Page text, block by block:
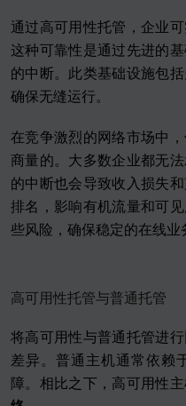
通过高可用性托管，企业
这种可靠性是通过先进的
的中断。此类基础设施包
确保无缝运行。
在竞争激烈的网络市场中
商量的。大多数企业都无
的中断也会导致收入损失
排名，影响有机流量和可
些风险，确保稳定的在线业
高可用性托管与普通托管
将高可用性与普通托管进
差异。普通主机通常依赖
障。相比之下，高可用性